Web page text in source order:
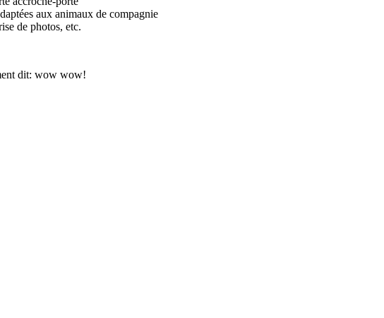
aux animaux de compagnie
de photos, etc.
dit: wow wow!